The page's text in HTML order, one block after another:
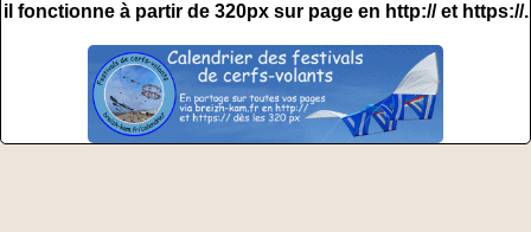
il fonctionne à partir de 320px sur page en http:// et https://.